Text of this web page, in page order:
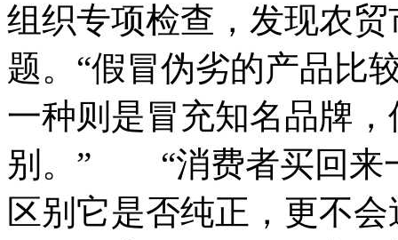
组织专项检查，发现农
题。“假冒伪劣的产品比
一种则是冒充知名品牌
别。” “消费者买回来
区别它是否纯正，更不